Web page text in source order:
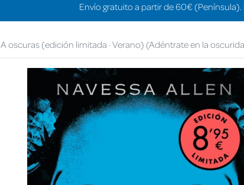
Envío gratuito a partir de 60€
A oscuras (edición limitada · Verano) (Adéntrate en la